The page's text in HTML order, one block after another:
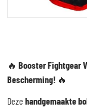
🔥 Booster Fightgear
Bescherming! 🔥
Deze handgemaakte